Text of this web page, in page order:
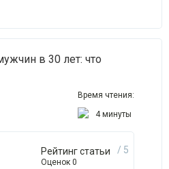
Время чтения:
4 минуты
Рейтинг статьи / 5
Оценок 0